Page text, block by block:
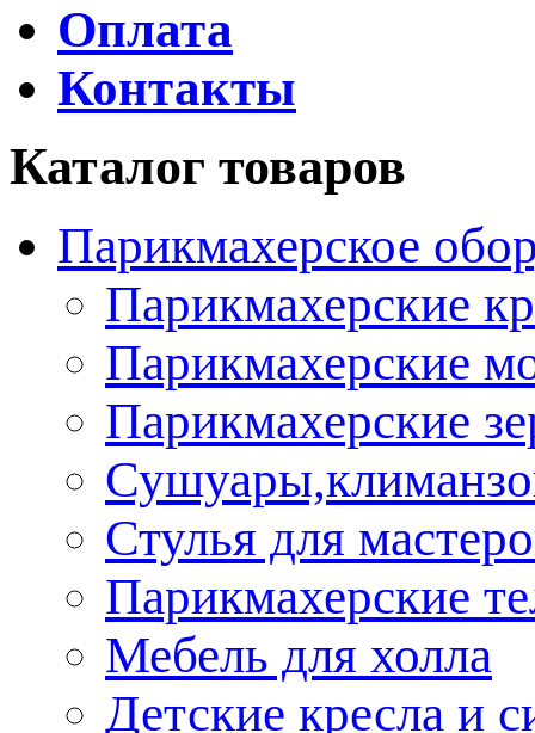
Оплата
Контакты
Каталог товаров
Парикмахерское
Парикмахерские
Парикмахерские
Парикмахерские
Стулья для
Парикмахерские
Мебель для холла
Детские кресла и